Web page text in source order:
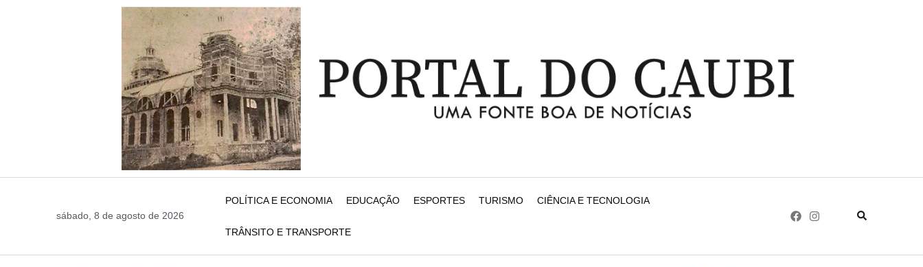
sábado, 8 de agosto de 2026
POLÍTICA E ECONOMIA EDUCAÇÃO ESPORTES TURISMO CIÊNCIA E TECNOLOGIA
TRÂNSITO E TRANSPORTE